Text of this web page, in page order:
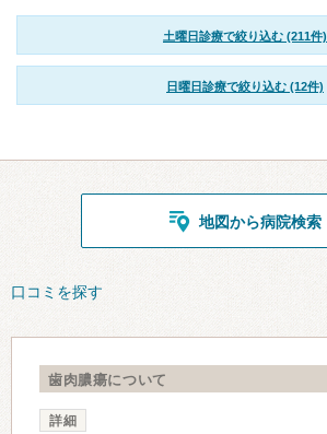
土曜日診療で絞り込む (211件)
日曜日診療で絞り込む (12件)
地図から病院検索
口コミを探す
歯肉膿瘍について
詳細